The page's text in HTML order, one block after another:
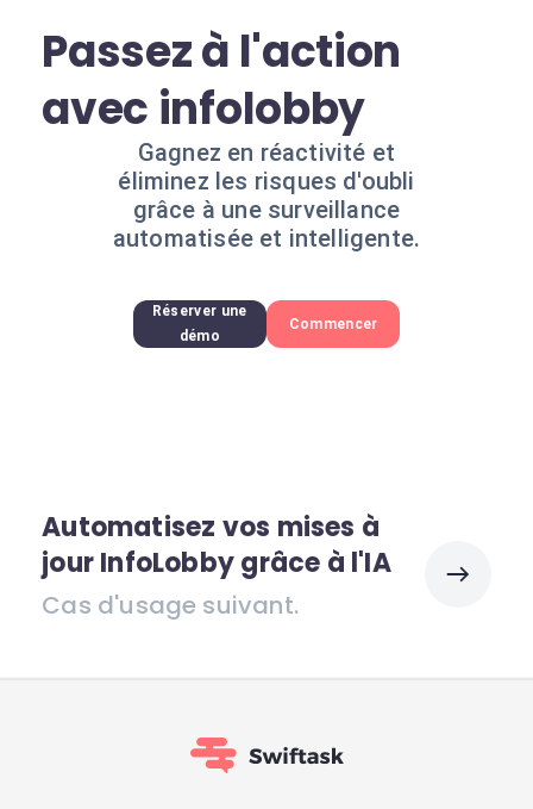
Passez à l'action
avec infolobby
Gagnez en réactivité et
éliminez les risques d'oubli
grâce à une surveillance
automatisée et intelligente.
Réserver une
démo
Commencer
Automatisez vos mises à
jour InfoLobby grâce à l'IA
Cas d'usage suivant.